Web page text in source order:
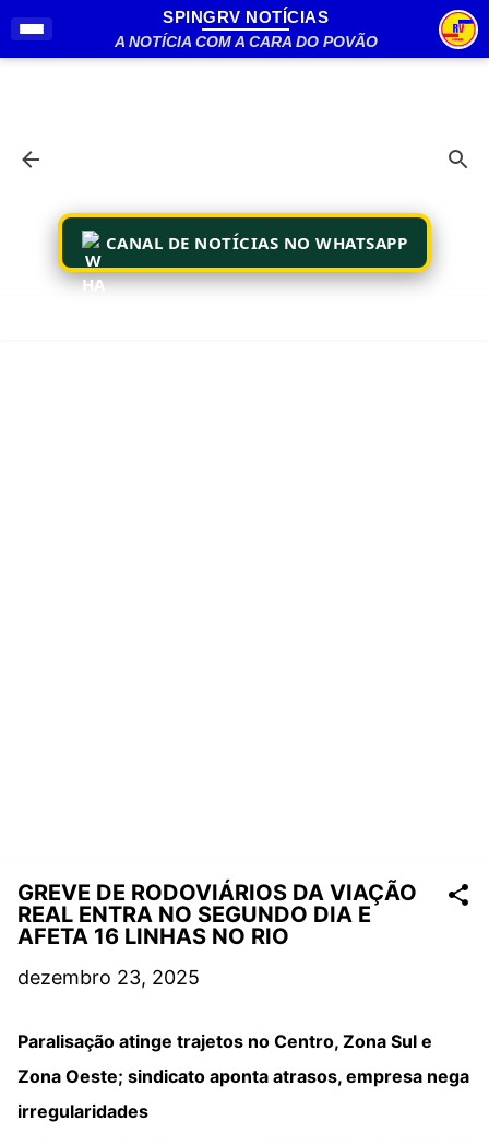
Pular para o conteúdo principal
SPINGRV NOTÍCIAS
A NOTÍCIA COM A CARA DO POVÃO
CANAL DE NOTÍCIAS NO WHATSAPP
GREVE DE RODOVIÁRIOS DA VIAÇÃO
REAL ENTRA NO SEGUNDO DIA E
AFETA 16 LINHAS NO RIO
dezembro 23, 2025
Paralisação atinge trajetos no Centro, Zona Sul e
Zona Oeste; sindicato aponta atrasos, empresa nega
irregularidades